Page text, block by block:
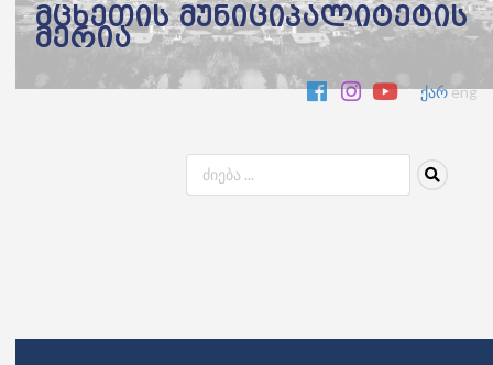
მცხეთის მუნიციპალიტეტის
მერია
ქარeng